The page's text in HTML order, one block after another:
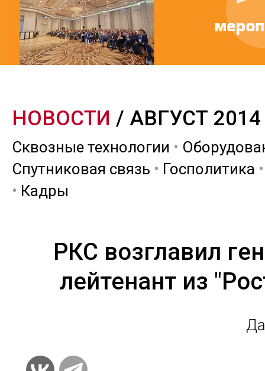
НОВОСТИ / АВГУСТ 2014
Сквозные технологии •
Спутниковая связь • Госполитика
• Кадры
РКС возглавил
лейтенант из